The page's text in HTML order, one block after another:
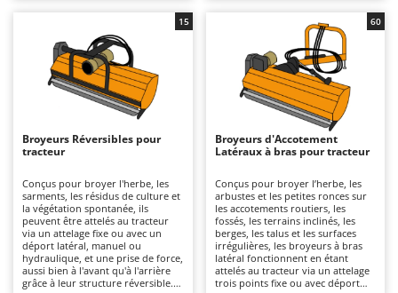
Bancs de scie pour le bois - Scies à bûches
Barbecues
Bennes pour tracteur
Brosses pour sols extérieurs
Brouettes à moteur
Broyeurs à axe horizontal pour tracteur
Butteurs pour tracteur
C
Chargeurs de batterie - Démarreurs
Charrues pour tracteur
Ardes
Argo
Ariete
Attila
Ausonia
Awelco
B
Baesso
Bahco
taille, grâce à des largeurs de
travail et des structures
disponibles en différentes
robustesses. Un large choix de
séries légères, moyennes et
lourdes permet d'adapter la
machine à la puissance du tracteur
(de 20 à 80 CV selon le modèle) et
au type de travail. Ces machines
peuvent être équipées de
systèmes de broyage à couteaux
et les résidus tendres, ou de
marteaux dentés si nécessaire,
pour broyer la végétation plus
résistante, les sarments et les
matériaux ligneux. L'entretien
prévoit des inspections fréquentes
avec lubrification des pièces
mobiles (cardans, roulements,
articulations et axes), contrôle de
rangées des cultures, elles
fonctionnent en étant attelées au
tracteur via un attelage trois
points fixe ou à déplacement
latéral, manuelle ou hydraulique,
et une prise de force, ce qui les
rend idéales pour les
interventions d'entretien dans les
vignobles, les vergers et les
cultures en rangs, pour des
utilisations allant du semi-
professionnel au professionnel,
moyenne à grande. Elles sont
généralement compatibles avec
des tracteurs d'une puissance
comprise entre 30 et 70 CV et,
surtout, avec une pompe
hydraulique d'un débit minimal de
30 l/min. Elles sont disponibles en
différentes robustesses et poids
pour s'adapter à la puissance du
Broyeurs Réversibles pour
tracteur
Conçus pour broyer l'herbe, les
sarments, les résidus de culture et
la végétation spontanée, ils
peuvent être attelés au tracteur
via un attelage fixe ou avec un
déport latéral, manuel ou
hydraulique, et une prise de force,
aussi bien à l'avant qu'à l'arrière
grâce à leur structure réversible.
15
Broyeurs d'Accotement
Latéraux à bras pour tracteur
Conçus pour broyer l’herbe, les
arbustes et les petites ronces sur
les accotements routiers, les
fossés, les terrains inclinés, les
berges, les talus et les surfaces
irrégulières, les broyeurs à bras
latéral fonctionnent en étant
attelés au tracteur via un attelage
trois points fixe ou avec déport
60